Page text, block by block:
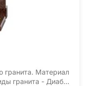
гранита. Материал
гранита - Диабаз